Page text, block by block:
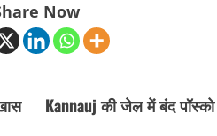
Now
Kannauj की जेल में बंद